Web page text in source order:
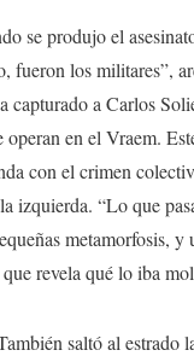
se produjo el
fueron los militares”,
capturado a Carlos
en el Vraem.
con el crimen
izquierda. “Lo que
metamorfosis,
revela qué lo iba
saltó al